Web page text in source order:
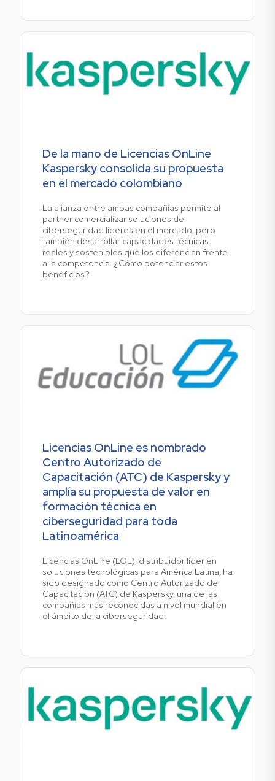
De la mano de Licencias OnLine
Kaspersky consolida su propuesta
en el mercado colombiano
La alianza entre ambas compañías permite al
partner comercializar soluciones de
ciberseguridad líderes en el mercado, pero
también desarrollar capacidades técnicas
reales y sostenibles que los diferencian frente
a la competencia. ¿Cómo potenciar estos
beneficios?
Licencias OnLine es nombrado
Centro Autorizado de
Capacitación (ATC) de Kaspersky y
amplía su propuesta de valor en
formación técnica en
ciberseguridad para toda
Latinoamérica
Licencias OnLine (LOL), distribuidor líder en
soluciones tecnológicas para América Latina, ha
sido designado como Centro Autorizado de
Capacitación (ATC) de Kaspersky, una de las
compañías más reconocidas a nivel mundial en
el ámbito de la ciberseguridad.